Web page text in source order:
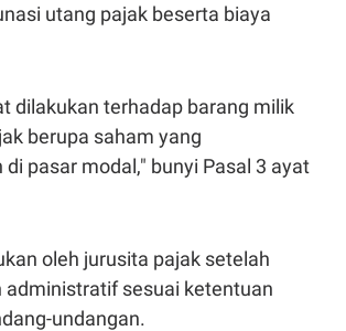
utang pajak beserta biaya
dilakukan terhadap barang milik
berupa saham yang
pasar modal," bunyi Pasal 3 ayat
oleh jurusita pajak setelah
administratif sesuai ketentuan
undangan.